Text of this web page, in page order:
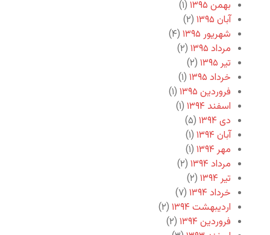
بهمن ۱۳۹۵
(۱)
آبان ۱۳۹۵
(۲)
شهریور ۱۳۹۵
(۴)
مرداد ۱۳۹۵
(۲)
تیر ۱۳۹۵
(۲)
خرداد ۱۳۹۵
(۱)
فروردین ۱۳۹۵
(۱)
اسفند ۱۳۹۴
(۱)
دی ۱۳۹۴
(۵)
آبان ۱۳۹۴
(۱)
مهر ۱۳۹۴
(۱)
مرداد ۱۳۹۴
(۲)
تیر ۱۳۹۴
(۲)
خرداد ۱۳۹۴
(۷)
اردیبهشت ۱۳۹۴
(۲)
فروردین ۱۳۹۴
(۲)